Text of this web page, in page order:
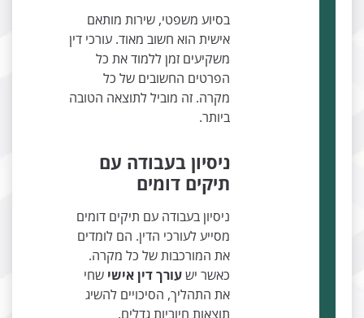
בסיוע משפטי, שירות מותאם
אישית הוא חשוב מאוד. עורכי דין
משקיעים זמן ללמוד את כל
הפרטים החשובים של כל
מקרה. זה מוביל לתוצאה הטובה
ניסיון בעבודה עם
תיקים דומים
ניסיון בעבודה עם תיקים דומים
מסייע לעורכי הדין. הם לומדים
את המורכבות של כל מקרה.
כאשר ישעורך דין אישישחי
את התהליך, הסיכויים להשיג
תוצאות חיוביות גדלים.